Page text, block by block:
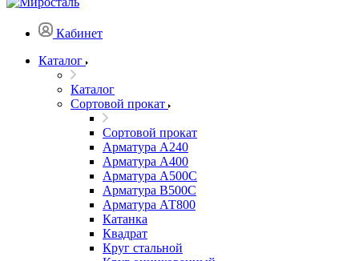
Кабинет
Каталог
Каталог
Сортовой прокат
Сортовой прокат
Арматура А240
Арматура А400
Арматура А500C
Арматура В500С
Арматура АТ800
Катанка
Квадрат
Круг стальной